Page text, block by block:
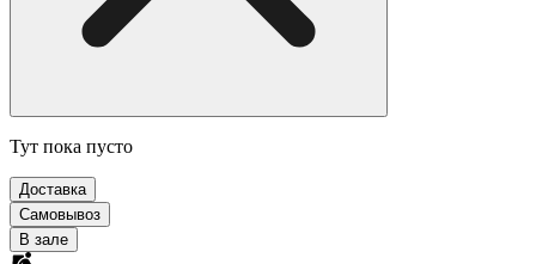
Тут пока пусто
Доставка
Самовывоз
В зале